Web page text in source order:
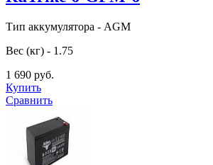
Тип аккумулятора - AGM
Вес (кг) - 1.75
1 690 руб.
Купить
Сравнить